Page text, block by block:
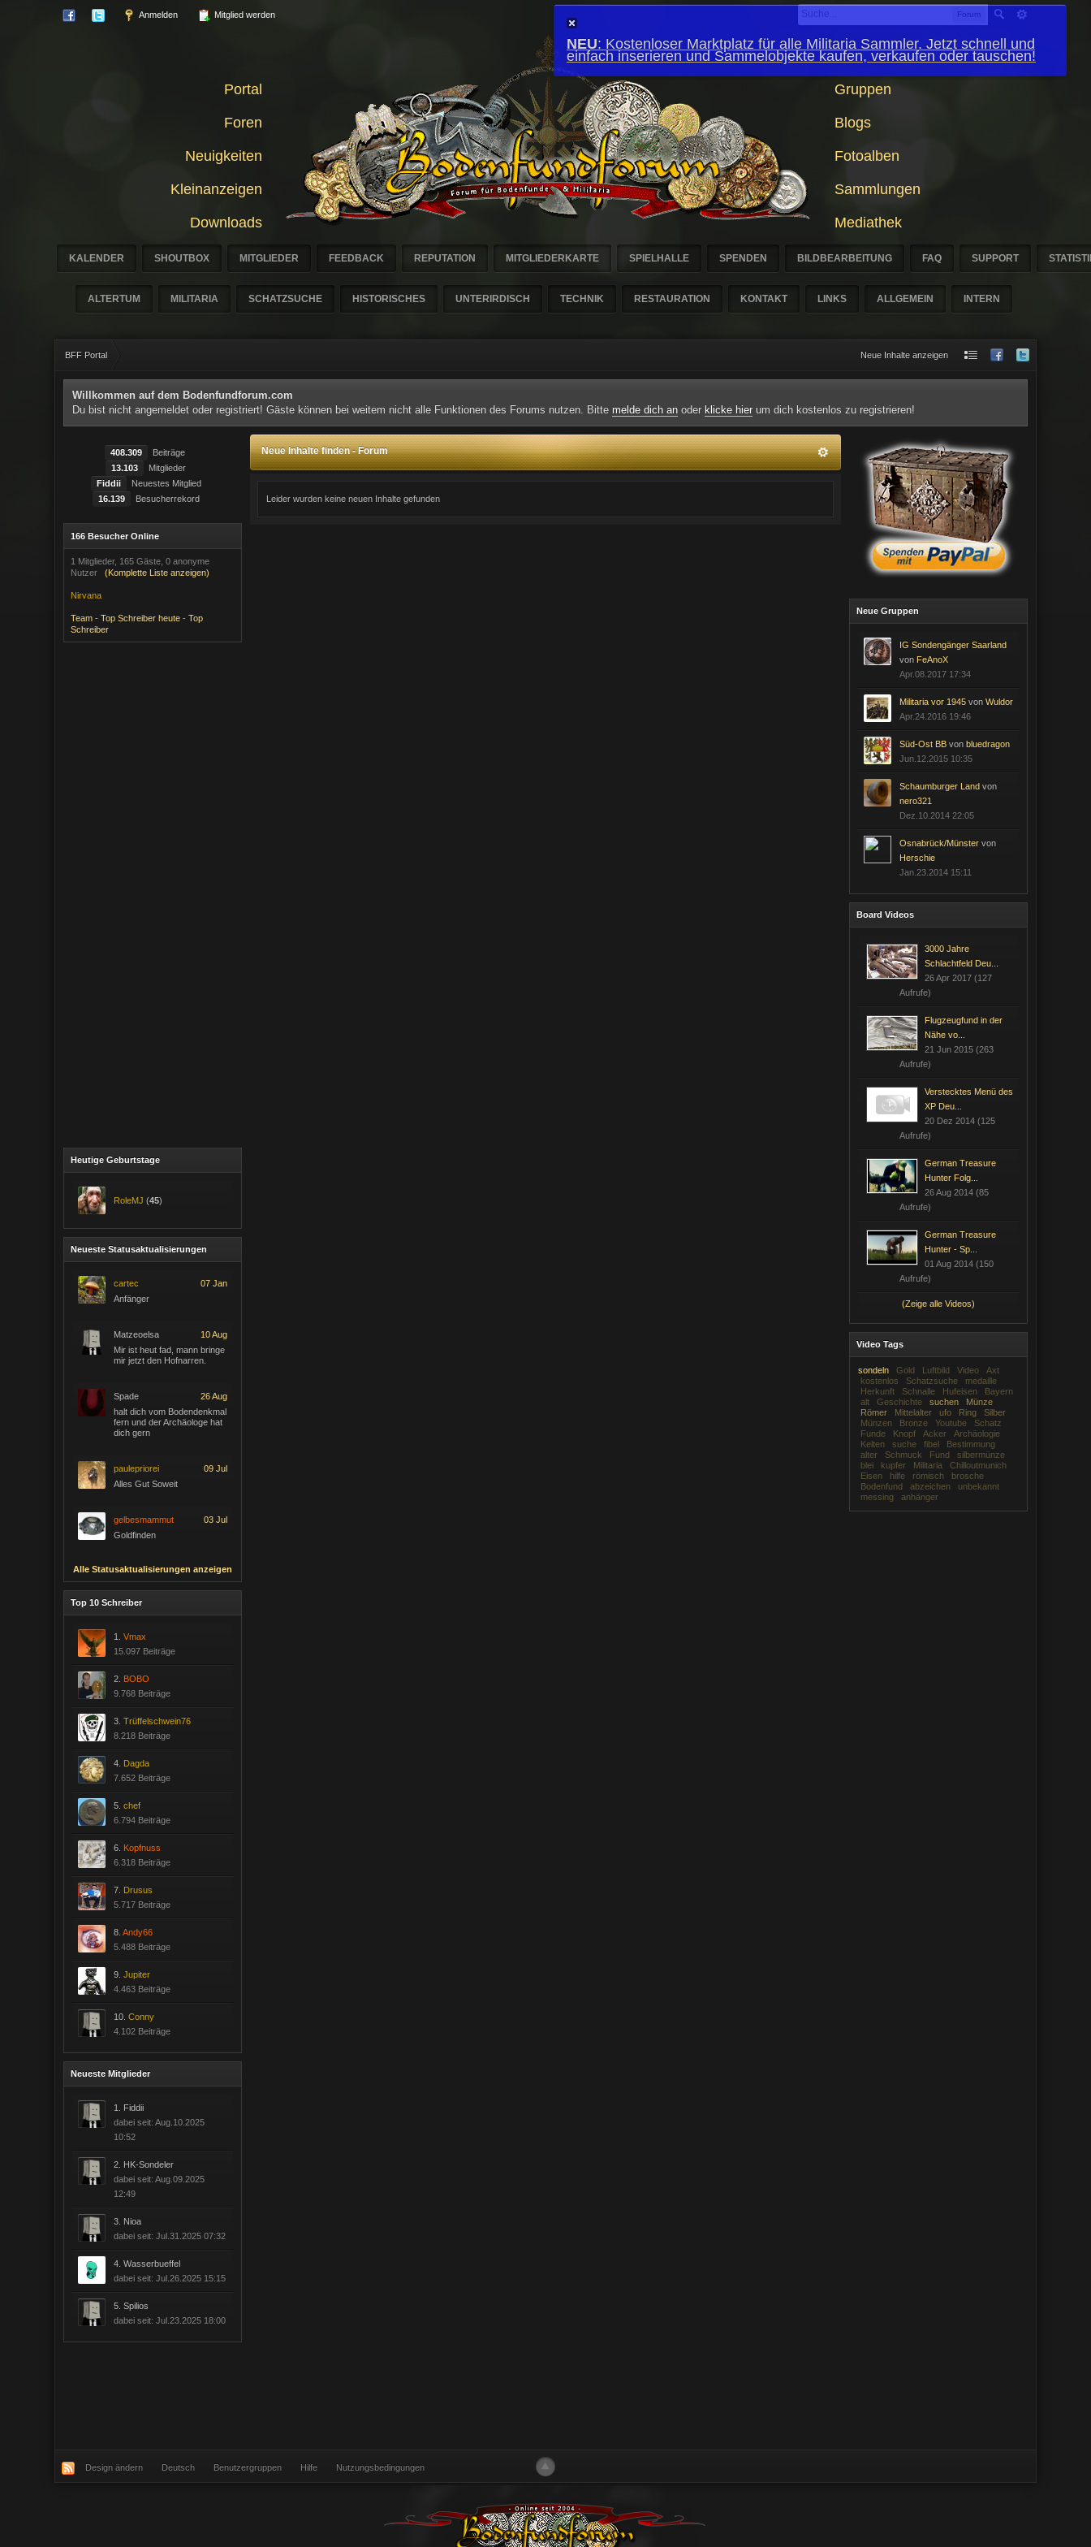
Forum
Anmelden Mitglied werden
Portal
Foren
Neuigkeiten
Kleinanzeigen
Downloads
Gruppen
Blogs
Fotoalben
Sammlungen
Mediathek
KALENDER SHOUTBOX MITGLIEDER FEEDBACK REPUTATION MITGLIEDERKARTE SPIELHALLE SPENDEN BILDBEARBEITUNG FAQ SUPPORT
ALTERTUM MILITARIA SCHATZSUCHE HISTORISCHES UNTERIRDISCH TECHNIK RESTAURATION KONTAKT LINKS ALLGEMEIN INTERN
BFF Portal Neue Inhalte anzeigen
NEU: Kostenloser Marktplatz für alle Militaria Sammler. Jetzt schnell und
einfach inserieren und Sammelobjekte kaufen, verkaufen oder tauschen!
Willkommen auf dem Bodenfundforum.com
Du bist nicht angemeldet oder registriert! Gäste können bei weitem nicht alle Funktionen des Forums nutzen. Bitte melde dich an oder klicke hier um dich kostenlos zu registrieren!
408.309
Beiträge
13.103
Mitglieder
Fiddii
Neuestes Mitglied
16.139
Besucherrekord
166 Besucher Online
1 Mitglieder, 165 Gäste, 0 anonyme
Nutzer(Komplette Liste anzeigen)
Nirvana
Team -Top Schreiber heute -Top
Schreiber
Heutige Geburtstage
RoleMJ (45)
Neueste Statusaktualisierungen
07 Jan
cartec
Anfänger
10 Aug
Matzeoelsa
Mir ist heut fad, mann bringe
mir jetzt den Hofnarren.
26 Aug
Spade
halt dich vom Bodendenkmal
fern und der Archäologe hat
dich gern
09 Jul
paulepriorei
Alles Gut Soweit
03 Jul
gelbesmammut
Goldfinden
Alle Statusaktualisierungen anzeigen
Top 10 Schreiber
1.Vmax
15.097 Beiträge
2. BOBO
9.768 Beiträge
3.Trüffelschwein76
8.218 Beiträge
4. Dagda
7.652 Beiträge
5.chef
6.794 Beiträge
6. Kopfnuss
6.318 Beiträge
7. Drusus
5.717 Beiträge
8.Andy66
5.488 Beiträge
9.Jupiter
4.463 Beiträge
10.Conny
4.102 Beiträge
Neueste Mitglieder
1. Fiddii
dabei seit: Aug.10.2025
10:52
2. HK-Sondeler
dabei seit: Aug.09.2025
12:49
3. Nioa
dabei seit: Jul.31.2025 07:32
4.Wasserbueffel
dabei seit: Jul.26.2025 15:15
5.Spilios
dabei seit: Jul.23.2025 18:00
Neue Inhalte finden - Forum
Leider wurden keine neuen Inhalte gefunden
Neue Gruppen
IG Sondengänger Saarland
von FeAnoX
Apr.08.2017 17:34
Militaria vor 1945von Wuldor
Apr.24.2016 19:46
Süd-Ost BB von bluedragon
Jun.12.2015 10:35
Schaumburger Landvon
nero321
Dez.10.2014 22:05
Osnabrück/Münstervon
Herschie
Jan.23.2014 15:11
Board Videos
3000 Jahre
Schlachtfeld Deu...
26 Apr 2017 (127
Aufrufe)
Flugzeugfund in der
Nähe vo...
21 Jun 2015 (263
Aufrufe)
Verstecktes Menü des
XP Deu...
20 Dez 2014 (125
Aufrufe)
German Treasure
Hunter Folg...
26 Aug 2014 (85
Aufrufe)
German Treasure
Hunter - Sp...
01 Aug 2014 (150
Aufrufe)
(Zeige alle Videos)
Video Tags
sondeln Gold Luftbild Video
Axt
kostenlos
Schatzsuche
medaille
Herkunft
Schnalle Hufeisen
Bayern
alt
Geschichte suchen
Münze
Römer
Mittelalter ufo Ring
Silber
Münzen
Bronze Youtube
Schatz
Funde
Knopf Acker
Archäologie
Kelten
suche fibel
Bestimmung
alter
Schmuck Fund
silbermünze
blei
kupfer Militaria
Chilloutmunich
Eisen
hilfe römisch
brosche
Bodenfund
abzeichen
unbekannt
messing
anhänger
Design ändern Deutsch Benutzergruppen Hilfe Nutzungsbedingungen